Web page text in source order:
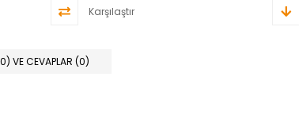
Karşılaştır
VE CEVAPLAR (0)